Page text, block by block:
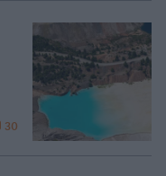
30